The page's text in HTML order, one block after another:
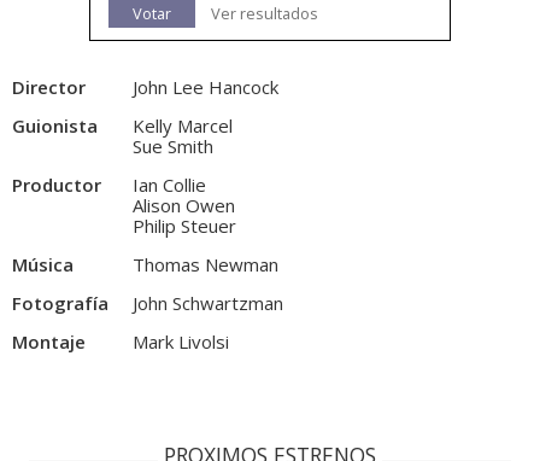
Votar
Ver resultados
Director
John Lee Hancock
Guionista
Kelly Marcel
Sue Smith
Productor
Ian Collie
Alison Owen
Philip Steuer
Música
Thomas Newman
Fotografía
John Schwartzman
Montaje
Mark Livolsi